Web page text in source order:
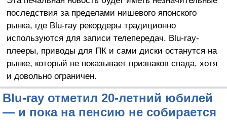
последствия за пределами нишевого японского
рынка, где Blu-ray рекордеры традиционно
используются для записи телепередач. Blu-ray-
плееры, приводы для ПК и сами диски останутся на
рынке, который не показывает признаков спада, хотя
и довольно ограничен.
Blu-ray отметил 20-летний юбилей
— и пока на пенсию не собирается